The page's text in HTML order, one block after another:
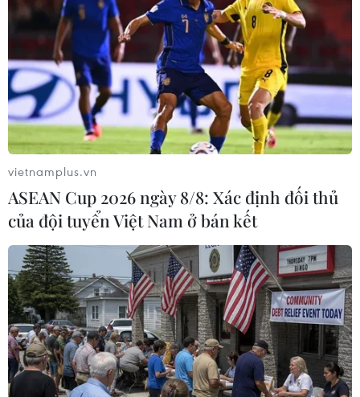
Chỉ huy Hạm đội Biển Đen cho biết 3 tàu chiến mới
phiên chế cho hạm đội Biển Đen của Nga sẽ đi vào
hoạt động vào tháng 12 này và một tàu chiến mới bắt
đầu hoạt động vào đầu năm 2019.
Hạm đội Thái Bình Dương của Nga cập
vietnamplus.vn
ASEAN Cup 2026 ngày 8/8: Xác định đối thủ
của đội tuyển Việt Nam ở bán kết